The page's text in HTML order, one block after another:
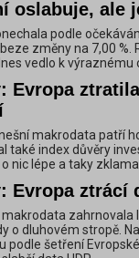
oslabuje, ale
podle
změny na 7,00 %.
vedlo k výraznému
Evropa
makrodata patří
také index důvěry
nic lépe a taky
Evropa ztrácí
makrodata
o dluhovém stropě.
podle šetření